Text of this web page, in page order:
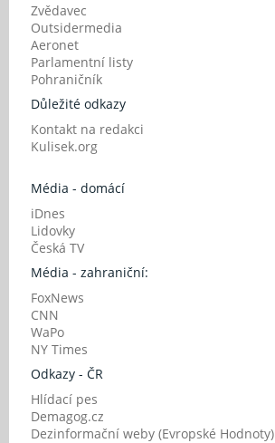
Zvědavec
Outsidermedia
Aeronet
Parlamentní listy
Pohraničník
Důležité odkazy
Kontakt na redakci
Kulisek.org
Média - domácí
iDnes
Lidovky
Česká TV
Média - zahraniční:
FoxNews
CNN
WaPo
NY Times
Odkazy - ČR
Hlídací pes
Demagog.cz
Dezinformační weby (Evropské Hodnoty)